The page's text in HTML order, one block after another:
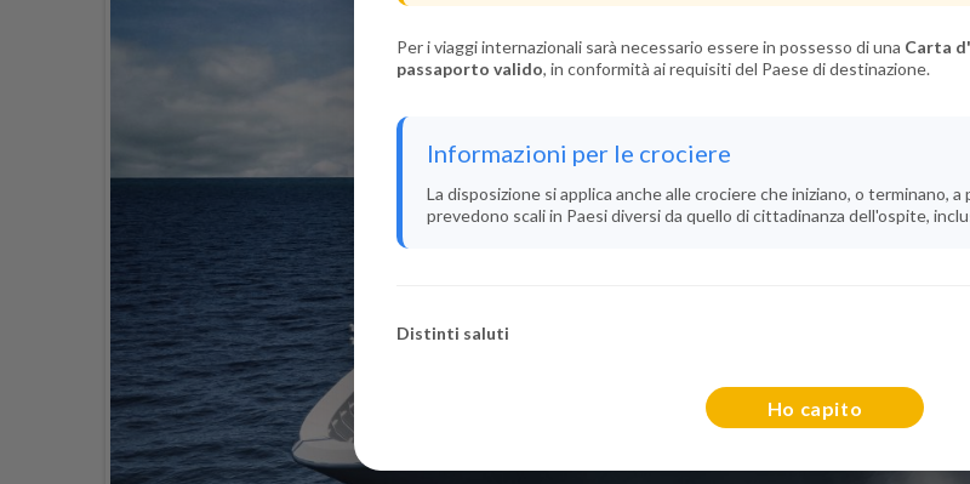
Per i viaggi internazionali sarà necessario essere in possesso di una Carta
passaporto valido, in conformità ai requisiti del Paese di destinazione.
Informazioni per le crociere
La disposizione si applica anche alle crociere che iniziano, o terminano, a
prevedono scali in Paesi diversi da quello di cittadinanza dell'ospite,
Distinti saluti
Ho capito